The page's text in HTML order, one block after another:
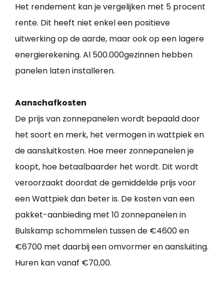
Het rendement kan je vergelijken met 5 procent
rente. Dit heeft niet enkel een positieve
uitwerking op de aarde, maar ook op een lagere
energierekening. Al 500.000gezinnen hebben
panelen laten installeren.
Aanschafkosten
De prijs van zonnepanelen wordt bepaald door
het soort en merk, het vermogen in wattpiek en
de aansluitkosten. Hoe meer zonnepanelen je
koopt, hoe betaalbaarder het wordt. Dit wordt
veroorzaakt doordat de gemiddelde prijs voor
een Wattpiek dan beter is. De kosten van een
pakket-aanbieding met 10 zonnepanelen in
Bulskamp schommelen tussen de €4600 en
€6700 met daarbij een omvormer en aansluiting.
Huren kan vanaf €70,00.